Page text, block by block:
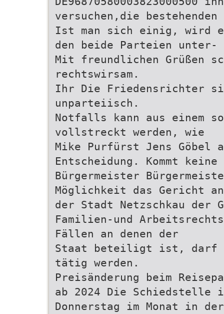
versuchen,die bestehenden
Ist man sich einig, wird
den beide Parteien unter-
Mit freundlichen Grüßen
rechtswirsam.
Ihr Die Friedensrichter
unparteiisch.
Notfalls kann aus einem
vollstreckt werden, wie
Mike Purfürst Jens Göbel
Entscheidung. Kommt
Bürgermeister
Möglichkeit das Gericht
der Stadt Netzschkau der
Familien-und
Fällen an denen der
Staat beteiligt ist, darf
tätig werden.
Preisänderung beim
ab 2024 Die
Donnerstag im Monat in